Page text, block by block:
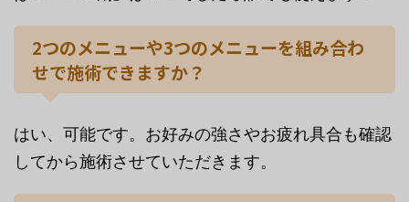
2つのメニューや3つのメニューを組み合わ
せで施術できますか？
はい、可能です。お好みの強さやお疲れ具合も確認
してから施術させていただきます。